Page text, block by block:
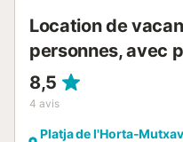
Location de
personnes, avec
8,5
4 avis
Platja de l'Horta-